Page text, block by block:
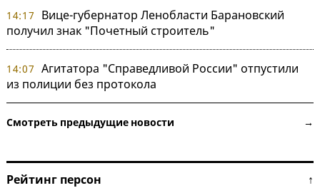
14:17
Вице-губернатор Ленобласти Барановский
получил знак "Почетный строитель"
14:07 Агитатора "Справедливой России" отпустили
из полиции без протокола
Смотреть предыдущие новости →
Рейтинг персон ↑